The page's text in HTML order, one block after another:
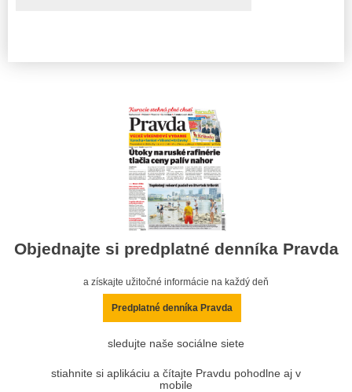
Objednajte si predplatné denníka Pravda
a získajte užitočné informácie na každý deň
Predplatné denníka Pravda
sledujte naše sociálne siete
stiahnite si aplikáciu a čítajte Pravdu pohodlne aj v
mobile